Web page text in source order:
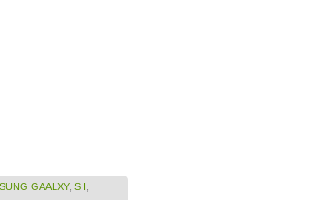
GAALXY, S I